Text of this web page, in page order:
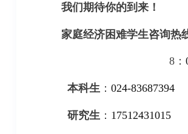
我们期待你的到来！
家庭经济困难学生咨询热
8：
本科生： 024-83687394
研究生 ： 17512431015